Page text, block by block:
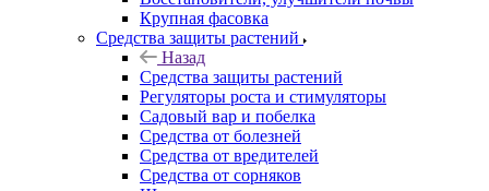
Крупная фасовка
Средства защиты растений
Назад
Средства защиты растений
Регуляторы роста и стимуляторы
Садовый вар и побелка
Средства от болезней
Средства от вредителей
Средства от сорняков